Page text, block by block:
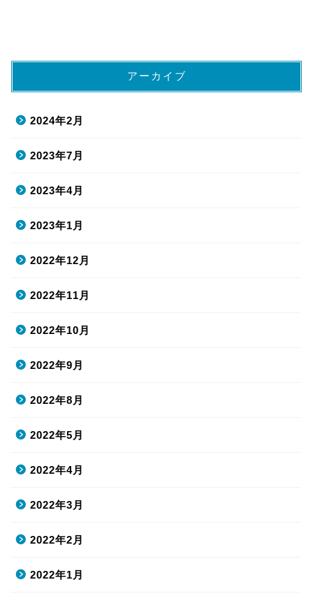
アーカイブ
2024年2月
2023年7月
2023年4月
2023年1月
2022年12月
2022年11月
2022年10月
2022年9月
2022年8月
2022年5月
2022年4月
2022年3月
2022年2月
2022年1月